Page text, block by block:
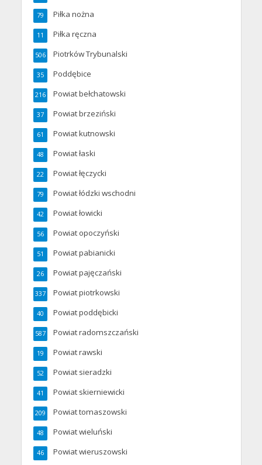
Piłka nożna
79
Piłka ręczna
11
Piotrków Trybunalski
506
Poddębice
35
Powiat bełchatowski
216
Powiat brzeziński
37
Powiat kutnowski
61
Powiat łaski
48
Powiat łęczycki
22
Powiat łódzki wschodni
79
Powiat łowicki
42
Powiat opoczyński
56
Powiat pabianicki
51
Powiat pajęczański
26
Powiat piotrkowski
337
Powiat poddębicki
40
Powiat radomszczański
587
Powiat rawski
19
Powiat sieradzki
52
Powiat skierniewicki
41
Powiat tomaszowski
209
Powiat wieluński
48
Powiat wieruszowski
46